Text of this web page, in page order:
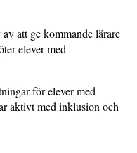
att ge kommande lärare
elever med
för elever med
aktivt med inklusion och